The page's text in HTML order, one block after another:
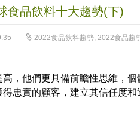
食品飲料十大趨勢(下)
2022食品飲料趨勢, 2022食品趨
，他們更具備前瞻性思維，個
忠實的顧客，建立其信任度和